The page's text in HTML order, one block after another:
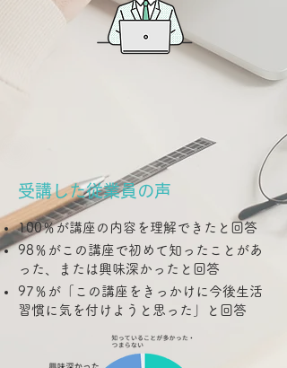
受講した従業員の声
100％が講座の内容を理解できたと回答
98％がこの講座で初めて知ったことがあ
った、または興味深かったと回答
97％が「この講座をきっかけに今後生活
習慣に気を付けようと思った」と回答